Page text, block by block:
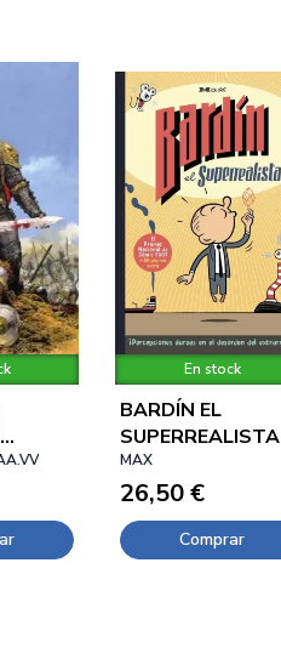
En stock
BARDÍN EL
SUPERREALISTA
MAX
26,50 €
Comprar